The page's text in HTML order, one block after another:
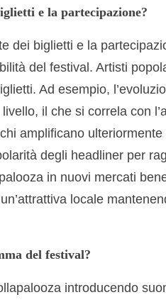
e la partecipazione?
dei biglietti e la
del festival. Artisti
Ad esempio,
il che si correla con
amplificano ulteriormente
degli headliner per
in nuovi mercati
locale
del festival?
introducendo